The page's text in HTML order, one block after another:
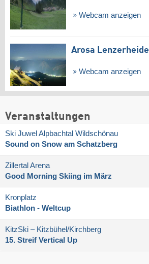
Webcam anzeigen
Arosa Lenzerheide
Webcam anzeigen
Veranstaltungen
Ski Juwel Alpbachtal Wildschönau
Sound on Snow am Schatzberg
Zillertal Arena
Good Morning Skiing im März
Kronplatz
Biathlon - Weltcup
KitzSki – Kitzbühel/​Kirchberg
15. Streif Vertical Up